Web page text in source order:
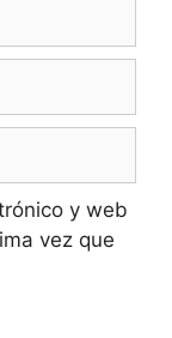
y web
vez que